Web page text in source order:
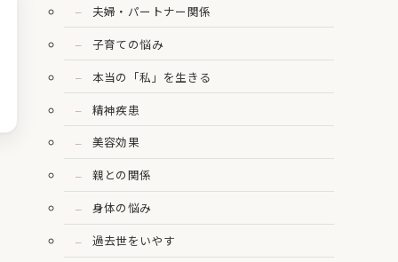
夫婦・パートナー関係
子育ての悩み
本当の「私」を生きる
精神疾患
美容効果
親との関係
身体の悩み
過去世をいやす